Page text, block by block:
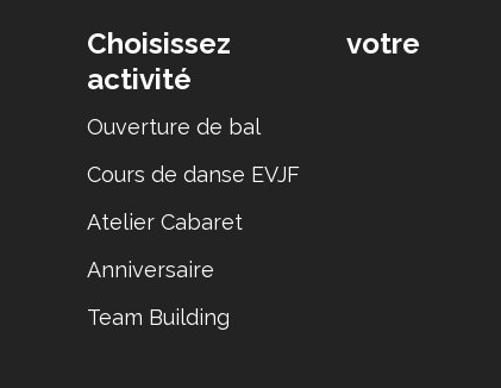
Choisissez votre
activité
Ouverture de bal
Cours de danse EVJF
Atelier Cabaret
Anniversaire
Team Building